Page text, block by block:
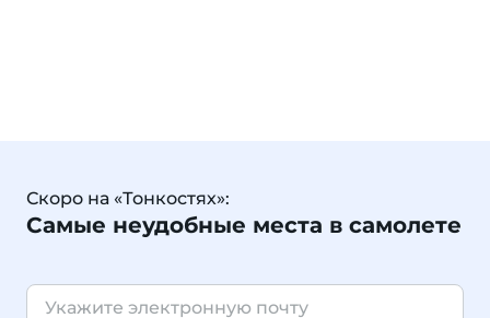
Скоро на «Тонкостях»:
Самые неудобные места в самолете